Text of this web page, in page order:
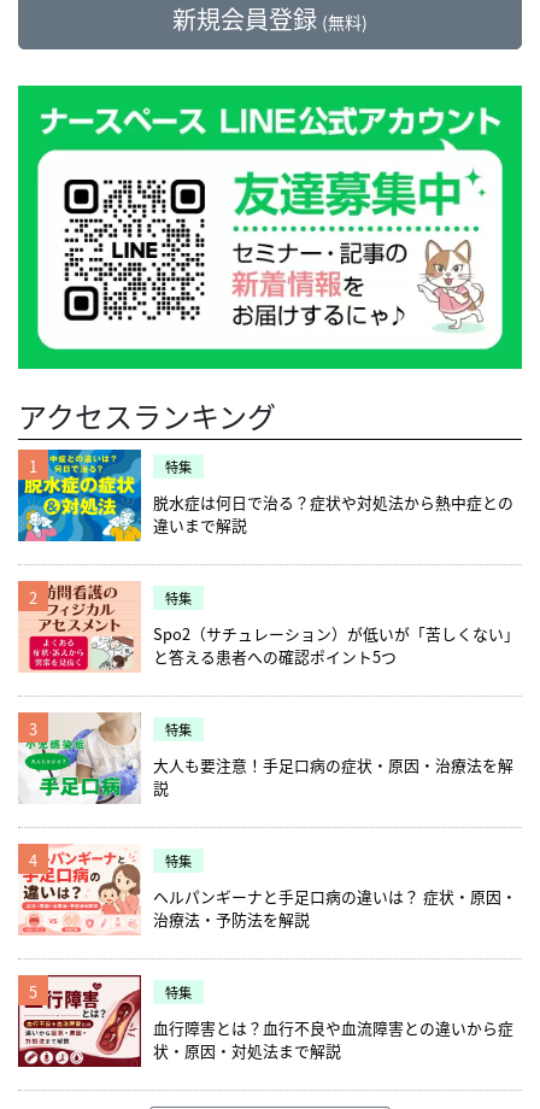
新規会員登録 (無料)
アクセスランキング
1 特集
脱水症は何日で治る？症状や対処法から熱中症との
違いまで解説
2 特集
Spo2（サチュレーション）が低いが「苦しくない」
と答える患者への確認ポイント5つ
3 特集
大人も要注意！手足口病の症状・原因・治療法を解
説
4 特集
ヘルパンギーナと手足口病の違いは？ 症状・原因・
治療法・予防法を解説
5 特集
血行障害とは？血行不良や血流障害との違いから症
状・原因・対処法まで解説